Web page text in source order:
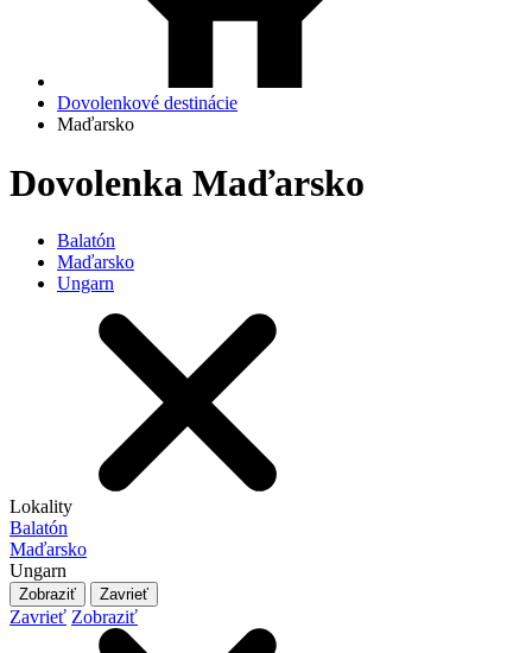
Dovolenkové destinácie
Maďarsko
Dovolenka Maďarsko
Balatón
Maďarsko
Ungarn
Lokality
Balatón
Maďarsko
Ungarn
Zobraziť Zavrieť
Zavrieť Zobraziť